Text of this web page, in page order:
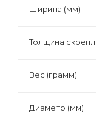
Ширина (мм)
Толщина
Вес (грамм)
Диаметр (мм)